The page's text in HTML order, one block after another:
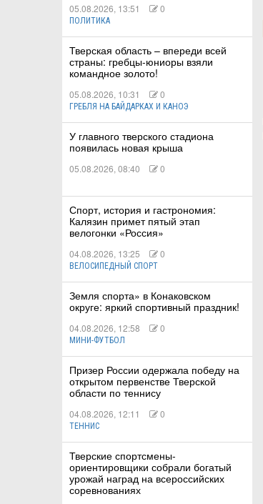
05.08.2026, 13:51 0
ПОЛИТИКА
Тверская область – впереди всей
страны: гребцы-юниоры взяли
командное золото!
05.08.2026, 10:31 0
ГРЕБЛЯ НА БАЙДАРКАХ И КАНОЭ
У главного тверского стадиона
появилась новая крыша
05.08.2026, 08:40 0
Спорт, история и гастрономия:
Калязин примет пятый этап
велогонки «Россия»
04.08.2026, 13:25 0
ВЕЛОСИПЕДНЫЙ СПОРТ
Земля спорта» в Конаковском
округе: яркий спортивный праздник!
04.08.2026, 12:58 0
МИНИ-ФУТБОЛ
Призер России одержала победу на
открытом первенстве Тверской
области по теннису
04.08.2026, 12:11 0
ТЕННИС
Тверские спортсмены-
ориентировщики собрали богатый
урожай наград на всероссийских
соревнованиях